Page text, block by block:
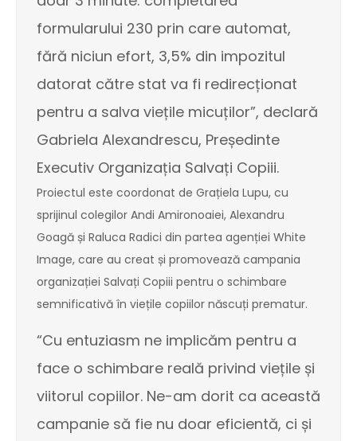
formularului 230 prin care automat,
fără niciun efort, 3,5% din impozitul
datorat către stat va fi redirecționat
pentru a salva viețile micuților”, declară
Gabriela Alexandrescu, Președinte
Executiv Organizația Salvați Copiii.
Proiectul este coordonat de Grațiela Lupu, cu
sprijinul colegilor Andi Amironoaiei, Alexandru
Goagă și Raluca Radici din partea agenției White
Image, care au creat și promovează campania
organizației Salvați Copiii pentru o schimbare
semnificativă în viețile copiilor născuți prematur.
“Cu entuziasm ne implicăm pentru a
face o schimbare reală privind viețile și
viitorul copiilor. Ne-am dorit ca această
campanie să fie nu doar eficientă, ci și